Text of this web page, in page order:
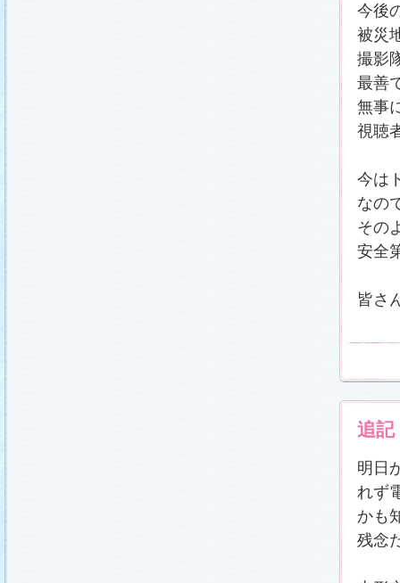
今後
被災
撮影
最善
無事
視聴
今は
なの
その
安全
皆さ
追記
明日
れず
かも
残念